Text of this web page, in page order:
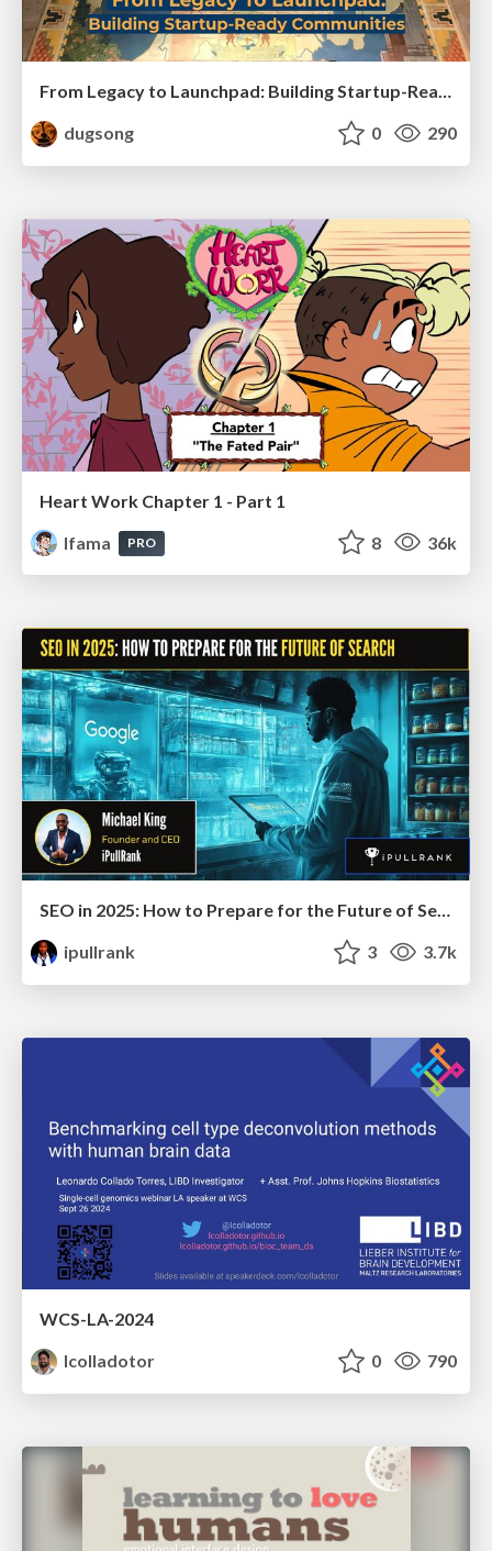
From Legacy to Launchpad: Building Startup-Ready Communities
dugsong
0 290
Heart Work Chapter 1 - Part 1
lfama
PRO 8 36k
SEO in 2025: How to Prepare for the Future of Search
ipullrank
3 3.7k
WCS-LA-2024
lcolladotor
0 790